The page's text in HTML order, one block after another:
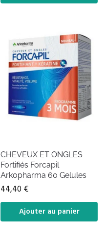
CHEVEUX ET ONGLES
Fortifiés Forcapil
Arkopharma 60 Gelules
44,40 €
Ajouter au panier